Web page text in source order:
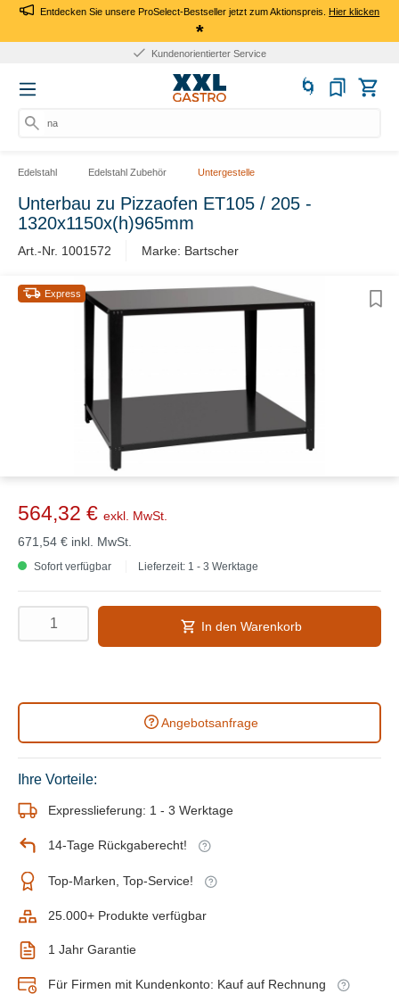
Entdecken Sie unsere ProSelect-Bestseller jetzt zum Aktionspreis.Hier klicken
*
Kundenorientierter Service
nac
Edelstahl Edelstahl Zubehör Untergestelle
Unterbau zu Pizzaofen ET105 / 205 -
1320x1150x(h)965mm
Art.-Nr. 1001572 Marke: Bartscher
Express
564,32 € exkl. MwSt.
671,54 € inkl. MwSt.
Sofort verfügbar Lieferzeit: 1 - 3 Werktage
In den Warenkorb
Angebotsanfrage
Ihre Vorteile:
Expresslieferung: 1 - 3 Werktage
14-Tage Rückgaberecht!
Top-Marken, Top-Service!
25.000+ Produkte verfügbar
1 Jahr Garantie
Für Firmen mit Kundenkonto: Kauf auf Rechnung